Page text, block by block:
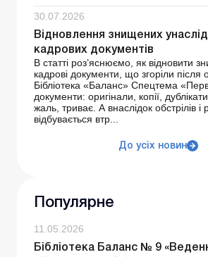
30.07.2026
Відновлення знищених
кадрових документів
В статті роз’яснюємо, як відновити
кадрові документи, що згоріли після
Бібліотека «Баланс» Спецтема
документи: оригінали, копії,
жаль, триває. А внаслідок обстрілів і
відбувається втр...
До усіх новин
Популярне
11.05.2026
Бібліотека Баланс № 9